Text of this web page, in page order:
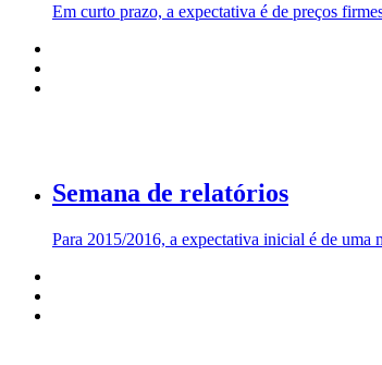
Em curto prazo, a expectativa é de preços
Semana de relatórios
Para 2015/2016, a expectativa inicial é de uma